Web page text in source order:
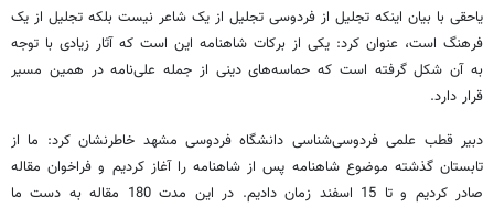
یاحقی با بیان اینکه تجلیل از فردوسی تجلیل از یک شاعر نیست بلکه تجلیل از یک
فرهنگ است، عنوان کرد: یکی از برکات شاهنامه این است که آثار زیادی با توجه
به آن شکل گرفته است که حماسه‌های دینی از جمله علی‌نامه در همین مسیر
قرار دارد.
دبیر قطب علمی فردوسی‌شناسی دانشگاه فردوسی مشهد خاطرنشان کرد: ما از
تابستان گذشته موضوع شاهنامه پس از شاهنامه را آغاز کردیم و فراخوان مقاله
صادر کردیم و تا 15 اسفند زمان دادیم. در این مدت 180 مقاله به دست ما